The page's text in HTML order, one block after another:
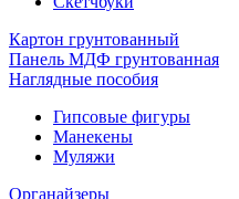
Картон грунтованный
Панель МДФ грунтованная
Наглядные пособия
Гипсовые фигуры
Манекены
Муляжи
Органайзеры